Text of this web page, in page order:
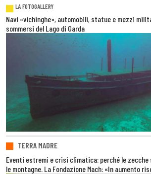
LA FOTOGALLERY
Navi «vichinghe», automobili, statue e mezzi
sommersi del Lago di Garda
TERRA MADRE
Eventi estremi e crisi climatica: perché le
le montagne. La Fondazione Mach: «In aumento